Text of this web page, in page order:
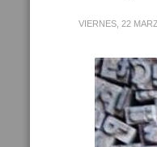
VIERNES, 22